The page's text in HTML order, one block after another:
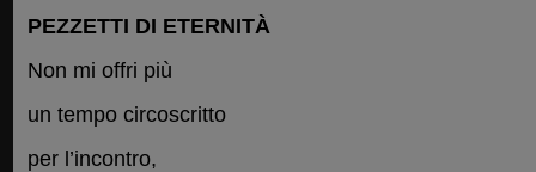
PEZZETTI DI ETERNITÀ
Non mi offri più
un tempo circoscritto
per l’incontro,